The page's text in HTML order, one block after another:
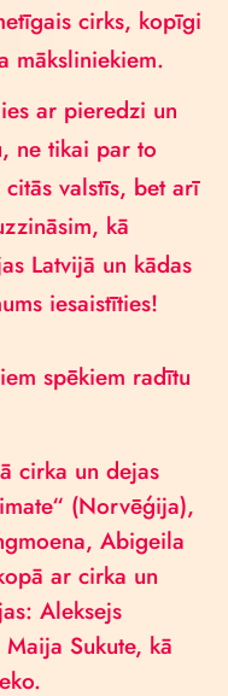
cirks, kopīgi
māksliniekiem.
ar pieredzi un
ne tikai par to
valstīs, bet arī
kā
Latvijā un kādas
iesaistīties!
spēkiem radītu
cirka un dejas
(Norvēģija),
Abigeila
ar cirka un
Aleksejs
Sukute, kā